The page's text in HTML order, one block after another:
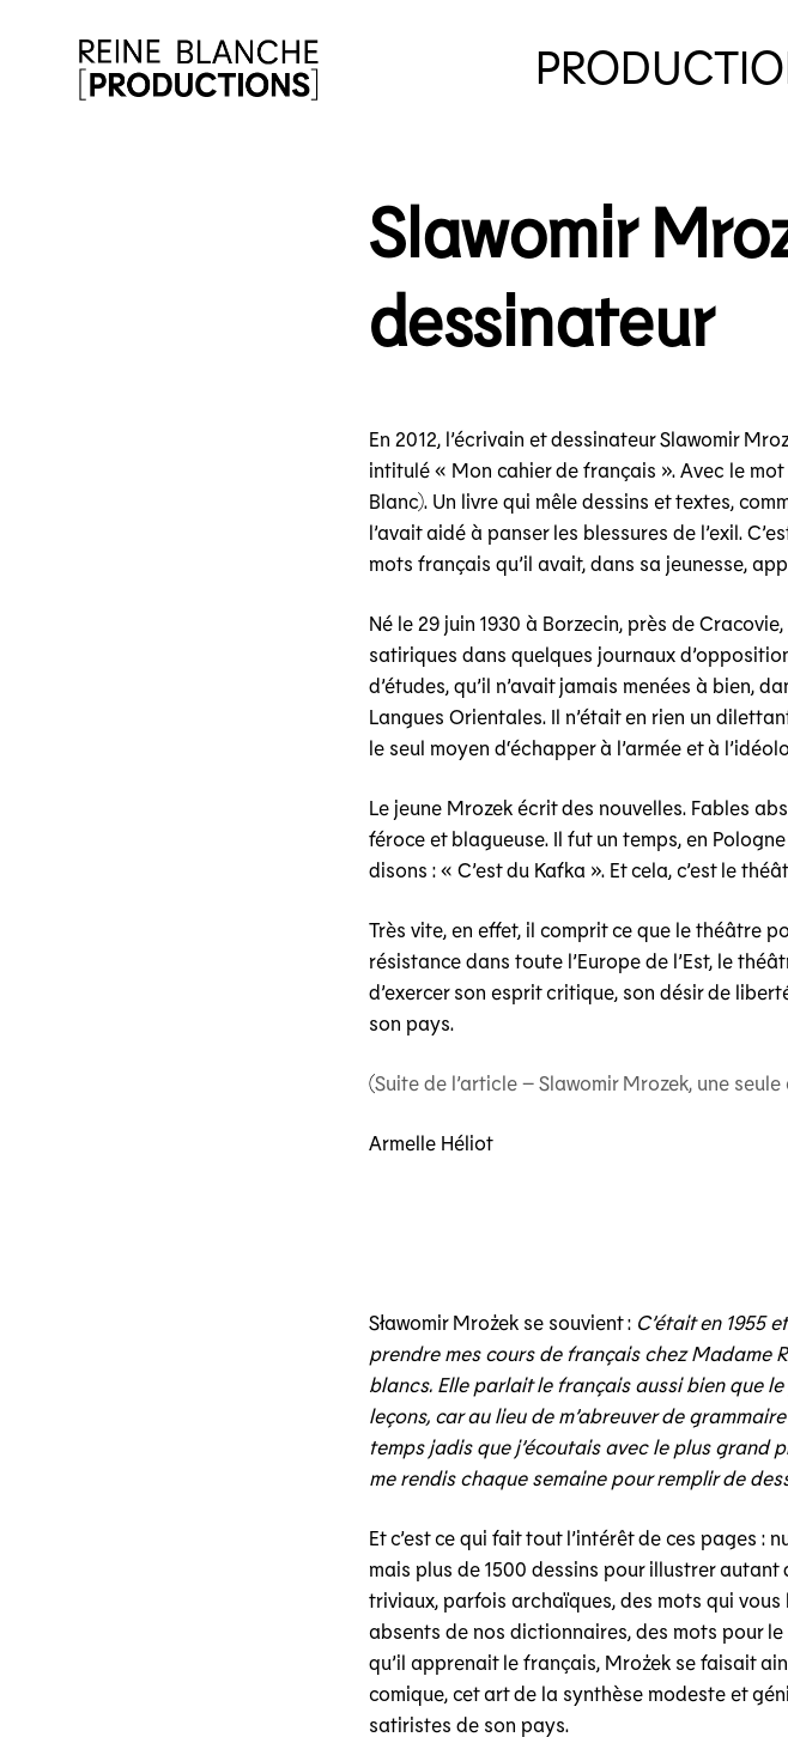
Slawomir
dessinateur
En 2012, l’écrivain et dessinateur Slawomir
intitulé « Mon cahier de français ». Avec le
Blanc). Un livre qui mêle dessins et textes,
l’avait aidé à panser les blessures de l’exil.
mots français qu’il avait, dans sa jeunesse,
Né le 29 juin 1930 à Borzecin, près de
satiriques dans quelques journaux
d’études, qu’il n’avait jamais menées à bien,
Langues Orientales. Il n’était en rien un
le seul moyen d‘échapper à l’armée et à
Le jeune Mrozek écrit des nouvelles. Fables
féroce et blagueuse. Il fut un temps, en
disons : « C’est du Kafka ». Et cela, c’est le
Très vite, en effet, il comprit ce que le théâtre
résistance dans toute l’Europe de l’Est, le
d’exercer son esprit critique, son désir de
son pays.
(Suite de l’article – Slawomir Mrozek, une seule
Armelle Héliot
Sławomir Mrożek se souvient : C’était en 1955
prendre mes cours de français chez Madame
blancs. Elle parlait le français aussi bien que
leçons, car au lieu de m’abreuver de
temps jadis que j’écoutais avec le plus grand
me rendis chaque semaine pour remplir de
Et c’est ce qui fait tout l’intérêt de ces pages :
mais plus de 1500 dessins pour illustrer
triviaux, parfois archaïques, des mots qui
absents de nos dictionnaires, des mots pour
qu’il apprenait le français, Mrożek se faisait
comique, cet art de la synthèse modeste et
satiristes de son pays.